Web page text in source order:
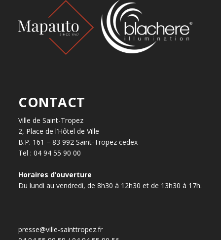
CONTACT
Ville de Saint-Tropez
2, Place de l’Hôtel de Ville
B.P. 161 – 83 992 Saint-Tropez cedex
Tel : 04 94 55 90 00
Horaires d’ouverture
Du lundi au vendredi, de 8h30 à 12h30 et de 13h30 à 17h.
presse@ville-sainttropez.fr